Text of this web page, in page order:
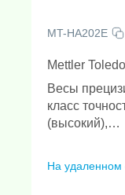
-
-
-
-
-
MT-HA202E
Mettler Toledo
Весы
класс
(высокий),
На удаленном